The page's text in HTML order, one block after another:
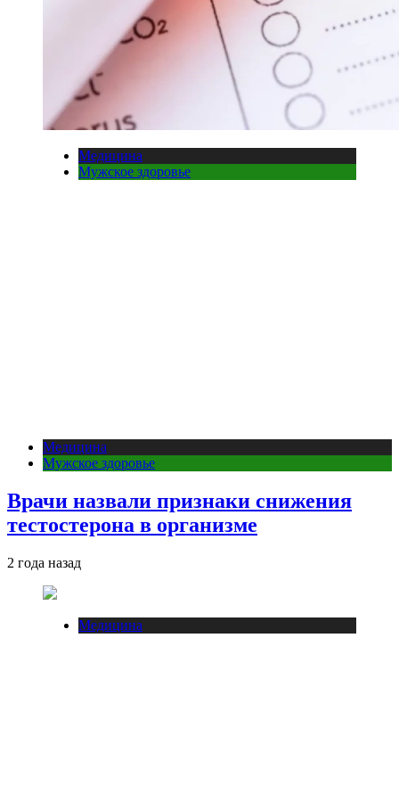
Медицина
Мужское здоровье
Медицина
Мужское здоровье
Врачи назвали признаки снижения
тестостерона в организме
2 года назад
Медицина